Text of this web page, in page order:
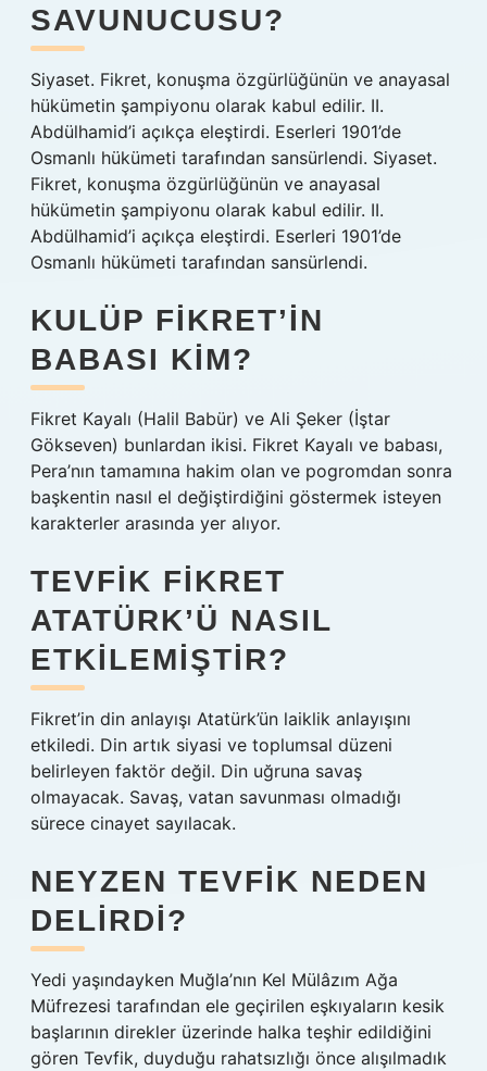
SAVUNUCUSU?
Siyaset. Fikret, konuşma özgürlüğünün ve anayasal
hükümetin şampiyonu olarak kabul edilir. II.
Abdülhamid’i açıkça eleştirdi. Eserleri 1901’de
Osmanlı hükümeti tarafından sansürlendi. Siyaset.
Fikret, konuşma özgürlüğünün ve anayasal
hükümetin şampiyonu olarak kabul edilir. II.
Abdülhamid’i açıkça eleştirdi. Eserleri 1901’de
Osmanlı hükümeti tarafından sansürlendi.
KULÜP FIKRET’IN
BABASI KIM?
Fikret Kayalı (Halil Babür) ve Ali Şeker (İştar
Gökseven) bunlardan ikisi. Fikret Kayalı ve babası,
Pera’nın tamamına hakim olan ve pogromdan sonra
başkentin nasıl el değiştirdiğini göstermek isteyen
karakterler arasında yer alıyor.
TEVFIK FIKRET
ATATÜRK’Ü NASIL
ETKILEMIŞTIR?
Fikret’in din anlayışı Atatürk’ün laiklik anlayışını
etkiledi. Din artık siyasi ve toplumsal düzeni
belirleyen faktör değil. Din uğruna savaş
olmayacak. Savaş, vatan savunması olmadığı
sürece cinayet sayılacak.
NEYZEN TEVFIK NEDEN
DELIRDI?
Yedi yaşındayken Muğla’nın Kel Mülâzım Ağa
Müfrezesi tarafından ele geçirilen eşkıyaların kesik
başlarının direkler üzerinde halka teşhir edildiğini
gören Tevfik, duyduğu rahatsızlığı önce alışılmadık